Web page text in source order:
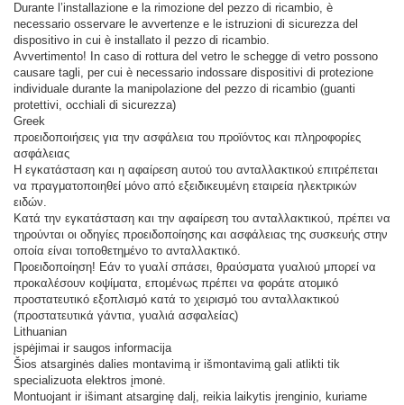
Durante l’installazione e la rimozione del pezzo di ricambio, è
necessario osservare le avvertenze e le istruzioni di sicurezza del
dispositivo in cui è installato il pezzo di ricambio.
Avvertimento! In caso di rottura del vetro le schegge di vetro possono
causare tagli, per cui è necessario indossare dispositivi di protezione
individuale durante la manipolazione del pezzo di ricambio (guanti
protettivi, occhiali di sicurezza)
Greek
προειδοποιήσεις για την ασφάλεια του προϊόντος και πληροφορίες
ασφάλειας
Η εγκατάσταση και η αφαίρεση αυτού του ανταλλακτικού επιτρέπεται
να πραγματοποιηθεί μόνο από εξειδικευμένη εταιρεία ηλεκτρικών
ειδών.
Κατά την εγκατάσταση και την αφαίρεση του ανταλλακτικού, πρέπει να
τηρούνται οι οδηγίες προειδοποίησης και ασφάλειας της συσκευής στην
οποία είναι τοποθετημένο το ανταλλακτικό.
Προειδοποίηση! Εάν το γυαλί σπάσει, θραύσματα γυαλιού μπορεί να
προκαλέσουν κοψίματα, επομένως πρέπει να φοράτε ατομικό
προστατευτικό εξοπλισμό κατά το χειρισμό του ανταλλακτικού
(προστατευτικά γάντια, γυαλιά ασφαλείας)
Lithuanian
įspėjimai ir saugos informacija
Šios atsarginės dalies montavimą ir išmontavimą gali atlikti tik
specializuota elektros įmonė.
Montuojant ir išimant atsarginę dalį, reikia laikytis įrenginio, kuriame